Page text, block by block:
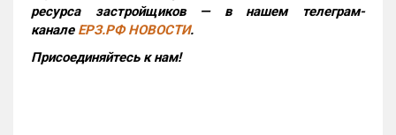
ресурса застройщиков — в нашем телеграм-
канале ЕРЗ.РФ НОВОСТИ.
Присоединяйтесь к нам!